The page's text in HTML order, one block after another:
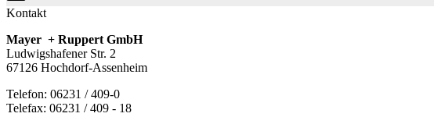
Kontakt
Mayer + Ruppert GmbH
Ludwigshafener Str. 2
67126 Hochdorf-Assenheim
Telefon: 06231 / 409-0
Telefax: 06231 / 409 - 18